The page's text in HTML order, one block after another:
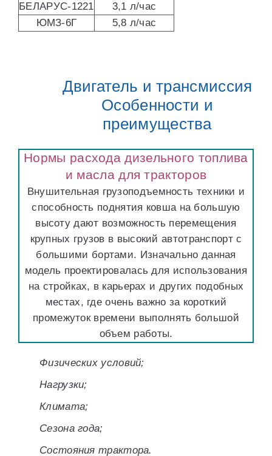
БЕЛАРУС-1221
3,1 л/час
ЮМЗ-6Г
5,8 л/час
Двигатель и трансмиссия
Особенности и
преимущества
Нормы расхода дизельного топлива
и масла для тракторов
Внушительная грузоподъемность техники и
способность поднятия ковша на большую
высоту дают возможность перемещения
крупных грузов в высокий автотранспорт с
большими бортами. Изначально данная
модель проектировалась для использования
на стройках, в карьерах и других подобных
местах, где очень важно за короткий
промежуток времени выполнять большой
объем работы.
Физических условий;
Нагрузки;
Климата;
Сезона года;
Состояния трактора.